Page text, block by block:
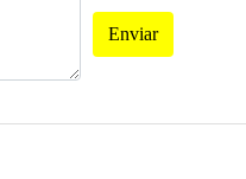
Enviar